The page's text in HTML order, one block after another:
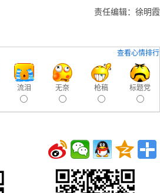
责任编辑：徐明霞
查看心情排行
流泪 无奈 枪稿 标题党